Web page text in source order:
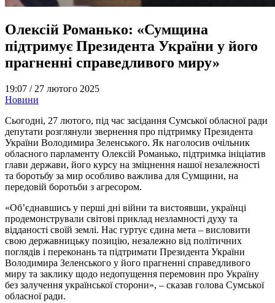
Олексій Романько: «Сумщина
підтримує Президента України у його
прагненні справедливого миру»
19:07 / 27 лютого 2025
Новини
Сьогодні, 27 лютого, під час засідання Сумської обласної ради
депутати розглянули звернення про підтримку Президента
України Володимира Зеленського. Як наголосив очільник
обласного парламенту Олексій Романько, підтримка ініціатив
глави держави, його курсу на зміцнення нашої незалежності
та боротьбу за мир особливо важлива для Сумщини, на
передовій боротьби з агресором.
«Об’єднавшись у перші дні війни та вистоявши, українці
продемонстрували світові приклад незламності духу та
відданості своїй землі. Нас гуртує єдина мета – висловити
свою державницьку позицію, незалежно від політичних
поглядів і переконань та підтримати Президента України
Володимира Зеленського у його прагненні справедливого
миру та заклику щодо недопущення перемовин про Україну
без залучення української сторони», – сказав голова Сумської
обласної ради.